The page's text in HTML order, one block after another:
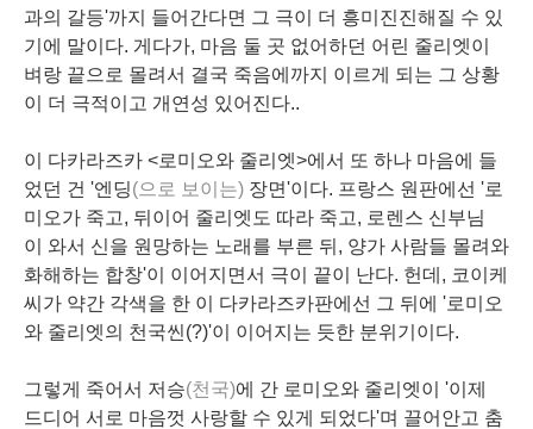
과의 갈등'까지 들어간다면 그 극이 더 흥미진진해질 수 있
기에 말이다. 게다가, 마음 둘 곳 없어하던 어린 줄리엣이
벼랑 끝으로 몰려서 결국 죽음에까지 이르게 되는 그 상황
이 더 극적이고 개연성 있어진다..
이 다카라즈카 <로미오와 줄리엣>에서 또 하나 마음에 들
었던 건 '엔딩(으로 보이는) 장면'이다. 프랑스 원판에선 '로
미오가 죽고, 뒤이어 줄리엣도 따라 죽고, 로렌스 신부님
이 와서 신을 원망하는 노래를 부른 뒤, 양가 사람들 몰려와
화해하는 합창'이 이어지면서 극이 끝이 난다. 헌데, 코이케
씨가 약간 각색을 한 이 다카라즈카판에선 그 뒤에 '로미오
와 줄리엣의 천국씬(?)'이 이어지는 듯한 분위기이다.
그렇게 죽어서 저승(천국)에 간 로미오와 줄리엣이 '이제
드디어 서로 마음껏 사랑할 수 있게 되었다'며 끌어안고 춤